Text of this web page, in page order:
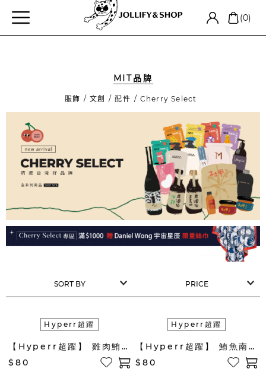
(0)
MIT品牌
服飾 文創 配件 Cherry Select
Hyperr超躍
【Hyperr超躍】 雞肉鮪魚黑芝麻肉泥條
$80
Hyperr超躍
【Hyperr超躍】 鮪魚南瓜肉泥條
$80